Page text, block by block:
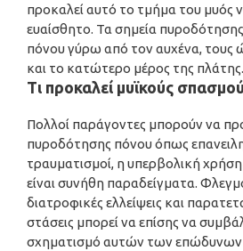
προκαλεί αυτό το τμήμα του μυός
ευαίσθητο. Τα σημεία πυροδότησης
πόνου γύρω από τον αυχένα, τους
και το κατώτερο μέρος της πλάτης.
Τι προκαλεί μυϊκούς
Πολλοί παράγοντες μπορούν να
πυροδότησης πόνου όπως
τραυματισμοί, η υπερβολική
είναι συνήθη παραδείγματα.
διατροφικές ελλείψεις και
στάσεις μπορεί να επίσης να
σχηματισμό αυτών των επώδυνων